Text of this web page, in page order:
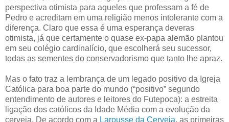
perspectiva otimista para aqueles que professam a fé de
Pedro e acreditam em uma religião menos intolerante com a
diferença. Claro que essa é uma esperança deveras
otimista, já que certamente o quase ex-papa alemão plantou
em seu colégio cardinalício, que escolherá seu sucessor,
todas as sementes do conservadorismo que tanto lhe apraz.
Mas o fato traz a lembrança de um legado positivo da Igreja
Católica para boa parte do mundo (“positivo” segundo
entendimento de autores e leitores do Futepoca): a estreita
ligação dos católicos da Idade Média com a evolução da
cerveja. De acordo com a Larousse da Cerveja, as primeiras